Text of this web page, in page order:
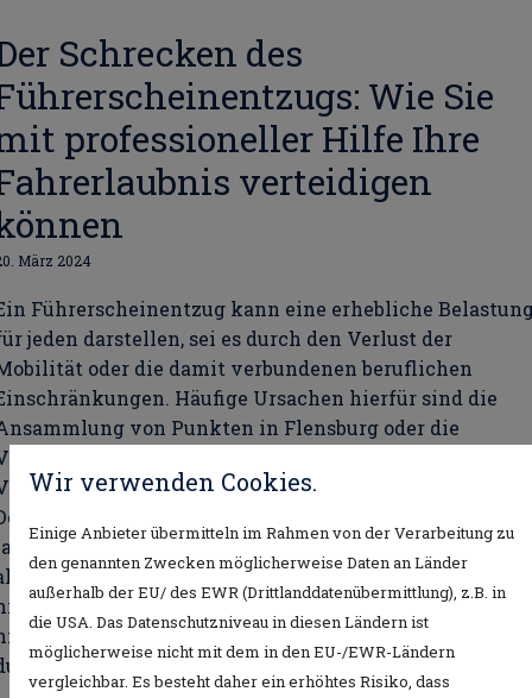
Schrecken des
Wie Sie
professioneller Hilfe Ihre
verteidigen
März 2024
Führerscheinentzug kann eine erhebliche
jeden darstellen, sei es durch den Verlust der
oder die damit verbundenen beruflichen
Häufige Ursachen hierfür sind die
von Punkten in Flensburg oder die
von Geldstrafen aufgrund von
nicht jeder Bescheid, der in Ihrem Briefkasten
ist auch korrekt oder gerechtfertigt. Bevor Sie
den Verlust Ihrer Fahrerlaubnis als unvermeidlich
gibt es einen wichtigen Schritt, den Sie
überspringen sollten: Lassen Sie den Bescheid erst
einen Anwalt prüfen.
Wir verwenden Cookies.
Einige Anbieter übermitteln im Rahmen von der Verarbeitung zu
den genannten Zwecken möglicherweise Daten an Länder
außerhalb der EU/ des EWR (Drittlanddatenübermittlung), z.B. in
die USA. Das Datenschutzniveau in diesen Ländern ist
möglicherweise nicht mit dem in den EU-/EWR-Ländern
vergleichbar. Es besteht daher ein erhöhtes Risiko, dass